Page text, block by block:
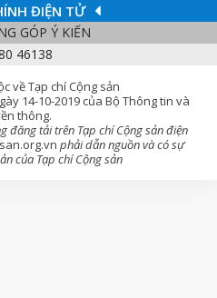
ĐIỆN TỬ
GÓP Ý KIẾN
46138
về Tạp chí Cộng sản
14-10-2019 của Bộ Thông tin và
thông.
đăng tải trên Tạp chí Cộng sản điện
phải dẫn nguồn và có sự
của Tạp chí Cộng sản